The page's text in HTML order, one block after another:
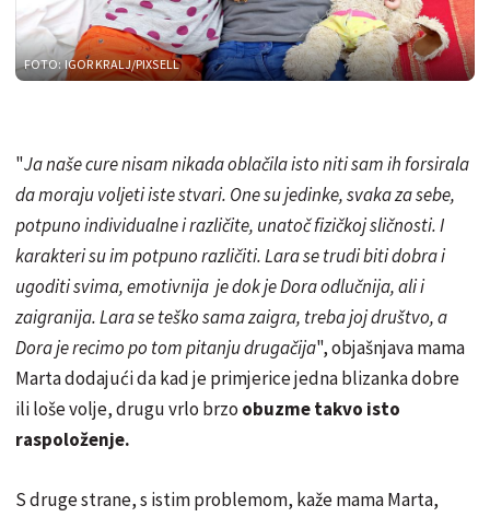
FOTO: IGOR KRALJ/PIXSELL
"Ja naše cure nisam nikada oblačila isto niti sam ih forsirala
da moraju voljeti iste stvari. One su jedinke, svaka za sebe,
potpuno individualne i različite, unatoč fizičkoj sličnosti. I
karakteri su im potpuno različiti. Lara se trudi biti dobra i
ugoditi svima, emotivnija je dok je Dora odlučnija, ali i
zaigranija. Lara se teško sama zaigra, treba joj društvo, a
Dora je recimo po tom pitanju drugačija", objašnjava mama
Marta dodajući da kad je primjerice jedna blizanka dobre
ili loše volje, drugu vrlo brzo obuzme takvo isto
raspoloženje.
S druge strane, s istim problemom, kaže mama Marta,